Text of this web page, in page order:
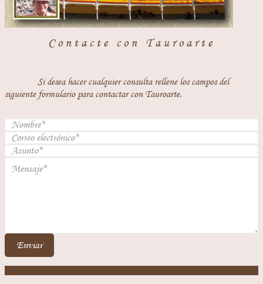
Contacte con Tauroarte
Si desea hacer cualquier consulta rellene los campos del
siguiente formulario para contactar con Tauroarte.
Enviar